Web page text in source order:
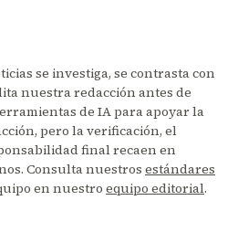
se investiga, se contrasta con
nuestra redacción antes de
de IA para apoyar la
pero la verificación, el
final recaen en
Consulta nuestros estándares
en nuestro equipo editorial.